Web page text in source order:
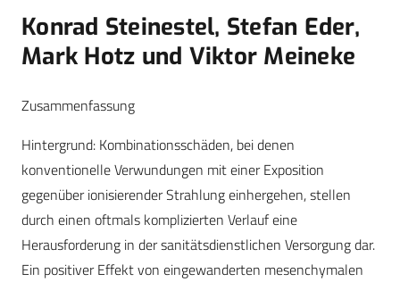
Konrad Steinestel, Stefan Eder,
Mark Hotz und Viktor Meineke
Zusammenfassung
Hintergrund: Kombinationsschäden, bei denen
konventionelle Verwundungen mit einer Exposition
gegenüber ionisierender Strahlung einhergehen, stellen
durch einen oftmals komplizierten Verlauf eine
Herausforderung in der sanitätsdienstlichen Versorgung dar.
Ein positiver Effekt von eingewanderten mesenchymalen